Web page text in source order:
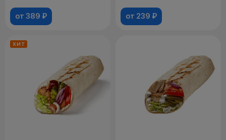
от 389 ₽ от 239 ₽
ХИТ